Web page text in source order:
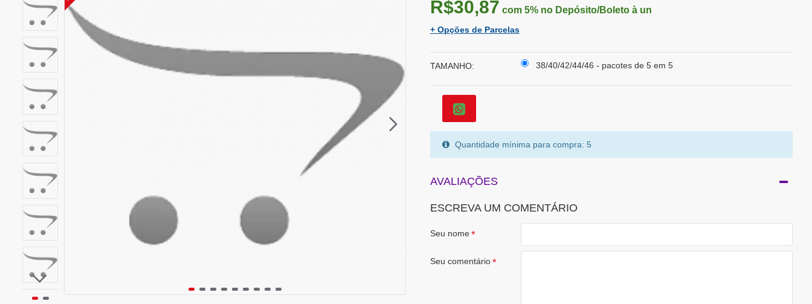
R$30,87 com 5% no Depósito/Boleto à un
+ Opções de Parcelas
TAMANHO: 38/40/42/44/46 - pacotes de 5 em 5
Quantidade mínima para compra: 5
AVALIAÇÕES
ESCREVA UM COMENTÁRIO
Seu nome
Seu comentário